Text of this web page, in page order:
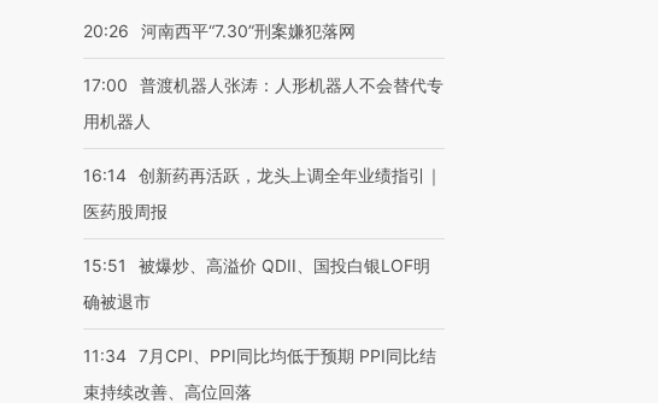
20:26 河南西平“7.30”刑案嫌犯落网
17:00
普渡机器人张涛：人形机器人不会替代专
用机器人
16:14 创新药再活跃，龙头上调全年业绩指引｜
医药股周报
15:51
被爆炒、高溢价 QDII、国投白银LOF明
确被退市
11:34 7月CPI、PPI同比均低于预期 PPI同比结
束持续改善、高位回落